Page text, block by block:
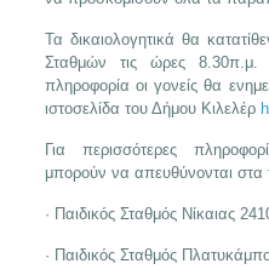
Τα δικαιολογητικά θα
Σταθμών τις ώρες 8.30π.μ.
πληροφορία οι γονείς θα
ιστοσελίδα του Δήμου Κιλελέρ
Για περισσότερες
μπορούν να απευθύνονται στα
· Παιδικός Σταθμός Νίκαιας
· Παιδικός Σταθμός